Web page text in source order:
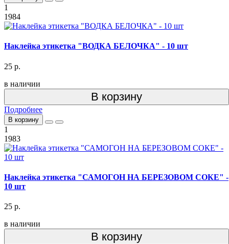
1
1984
Наклейка этикетка "ВОДКА БЕЛОЧКА" - 10 шт
25 р.
в наличии
В корзину
Подробнее
В корзину
1
1983
Наклейка этикетка "САМОГОН НА БЕРЕЗОВОМ СОКЕ" -
10 шт
25 р.
в наличии
В корзину